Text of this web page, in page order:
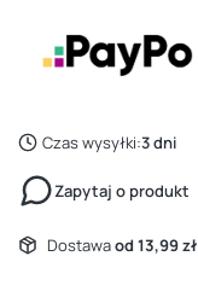
Czas wysyłki:3 dni
Zapytaj o produkt
Dostawaod 13,99 zł